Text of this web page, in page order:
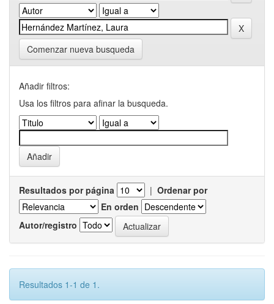
Comenzar nueva busqueda
Añadir filtros:
Usa los filtros para afinar la busqueda.
Resultados por página | Ordenar por
En orden
Autor/registro
Resultados 1-1 de 1.